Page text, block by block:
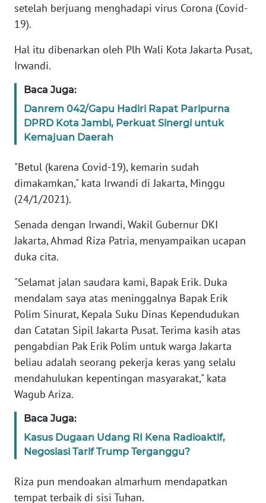
setelah berjuang menghadapi virus Corona (Covid-
19).
Hal itu dibenarkan oleh Plh Wali Kota Jakarta Pusat,
Irwandi.
Baca Juga:
Danrem 042/Gapu Hadiri Rapat Paripurna
DPRD Kota Jambi, Perkuat Sinergi untuk
Kemajuan Daerah
"Betul (karena Covid-19), kemarin sudah
dimakamkan," kata Irwandi di Jakarta, Minggu
(24/1/2021).
Senada dengan Irwandi, Wakil Gubernur DKI
Jakarta, Ahmad Riza Patria, menyampaikan ucapan
duka cita.
"Selamat jalan saudara kami, Bapak Erik. Duka
mendalam saya atas meninggalnya Bapak Erik
Polim Sinurat, Kepala Suku Dinas Kependudukan
dan Catatan Sipil Jakarta Pusat. Terima kasih atas
pengabdian Pak Erik Polim untuk warga Jakarta
beliau adalah seorang pekerja keras yang selalu
mendahulukan kepentingan masyarakat," kata
Wagub Ariza.
Baca Juga:
Kasus Dugaan Udang RI Kena Radioaktif,
Negosiasi Tarif Trump Terganggu?
Riza pun mendoakan almarhum mendapatkan
tempat terbaik di sisi Tuhan.
Informasi
BERITA
KONTAK
KAMI
INFO
IKLAN
TENTANG
KAMI
MEDIA
SIBER
KARIR
DISCLAIMER
Wahana
News
Regional
WN
SUMUT